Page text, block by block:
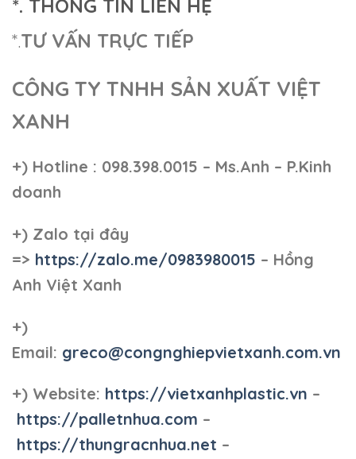
*. THÔNG TIN LIÊN HỆ
*.TƯ VẤN TRỰC TIẾP
CÔNG TY TNHH SẢN XUẤT VIỆT
XANH
+) Hotline : 098.398.0015 – Ms.Anh – P.Kinh
doanh
+) Zalo tại đây
=> https://zalo.me/0983980015 – Hồng
Anh Việt Xanh
+)
Email: greco@congnghiepvietxanh.com.vn
+) Website: https://vietxanhplastic.vn –
https://palletnhua.com –
https://thungracnhua.net –